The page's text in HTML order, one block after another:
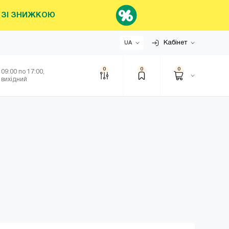
ЗІ ЗНИЖКОЮ
UA Кабінет
по 17:00,
0 0 0